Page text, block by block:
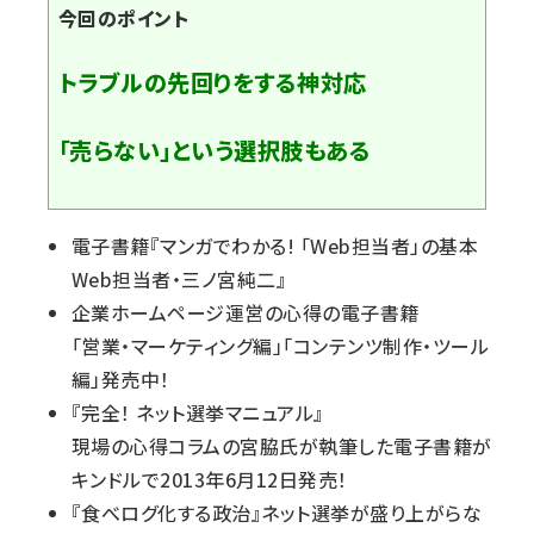
今回のポイント
トラブルの先回りをする神対応
「売らない」という選択肢もある
電子書籍『マンガでわかる! 「Web担当者」の基本
Web担当者・三ノ宮純二』
企業ホームページ運営の心得の電子書籍
「営業・マーケティング編」「コンテンツ制作・ツール
編」発売中！
『完全！ ネット選挙マニュアル』
現場の心得コラムの宮脇氏が執筆した電子書籍が
キンドルで2013年6月12日発売！
『食べログ化する政治』ネット選挙が盛り上がらな